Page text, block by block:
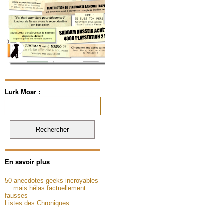
Lurk Moar :
En savoir plus
50 anecdotes geeks incroyables
… mais hélas factuellement
fausses
Listes des Chroniques